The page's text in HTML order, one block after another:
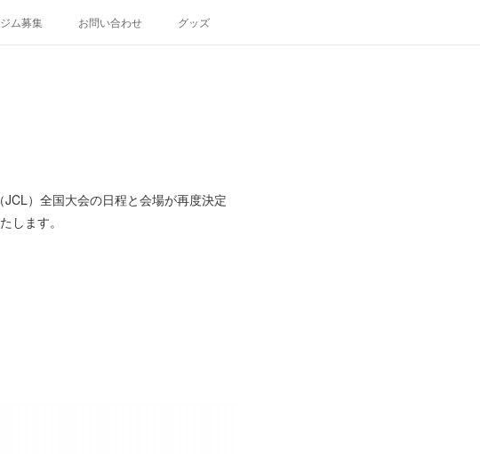
ム募集 お問い合わせ グッズ
JCL）全国大会の日程と会場が再度決定
します。